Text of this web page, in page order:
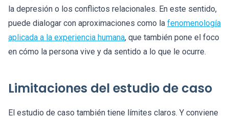
la depresión o los conflictos relacionales. En este sentido,
puede dialogar con aproximaciones como la fenomenología
aplicada a la experiencia humana, que también pone el foco
en cómo la persona vive y da sentido a lo que le ocurre.
Limitaciones del estudio de caso
El estudio de caso también tiene límites claros. Y conviene